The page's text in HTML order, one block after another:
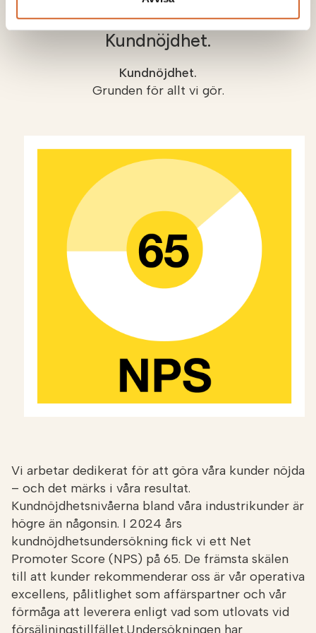
Kundnöjdhet.
Kundnöjdhet.
Grunden för allt vi gör.
Vi arbetar dedikerat för att göra våra kunder nöjda
– och det märks i våra resultat.
Kundnöjdhetsnivåerna bland våra industrikunder är
högre än någonsin. I 2024 års
kundnöjdhetsundersökning fick vi ett Net
Promoter Score (NPS) på 65. De främsta skälen
till att kunder rekommenderar oss är vår operativa
excellens, pålitlighet som affärspartner och vår
förmåga att leverera enligt vad som utlovats vid
försäljningstillfället.Undersökningen har